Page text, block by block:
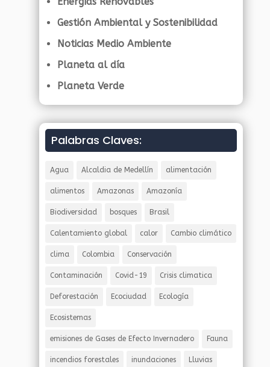
Gestión Ambiental y Sostenibilidad
Noticias Medio Ambiente
Planeta al día
Planeta Verde
Palabras Claves:
Agua Alcaldia de Medellín alimentación
alimentos Amazonas Amazonía
Biodiversidad bosques Brasil
Calentamiento global calor Cambio climático
clima Colombia Conservación
Contaminación Covid-19 Crisis climatica
Deforestación Ecociudad Ecología
Ecosistemas
emisiones de Gases de Efecto Invernadero Fauna
incendios forestales inundaciones Lluvias